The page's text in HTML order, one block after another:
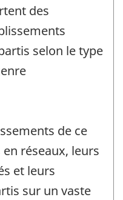
des
selon le type
de ce
réseaux, leurs
et leurs
sur un vaste